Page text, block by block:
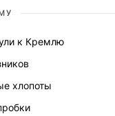
к Кремлю
хлопоты